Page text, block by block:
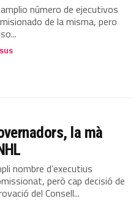
número de ejecutivos
de la misma, pero
la mà
nombre d’executius
però cap decisió de
del Consell...